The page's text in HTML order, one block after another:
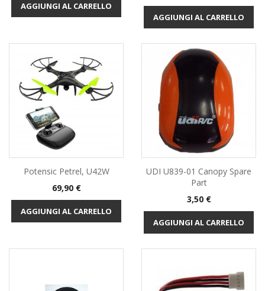
AGGIUNGI AL CARRELLO
AGGIUNGI AL CARRELLO
Potensic Petrel, U42W
Prezzo
69,90 €
AGGIUNGI AL CARRELLO
UDI U839-01 Canopy Spare
Part
Prezzo
3,50 €
AGGIUNGI AL CARRELLO